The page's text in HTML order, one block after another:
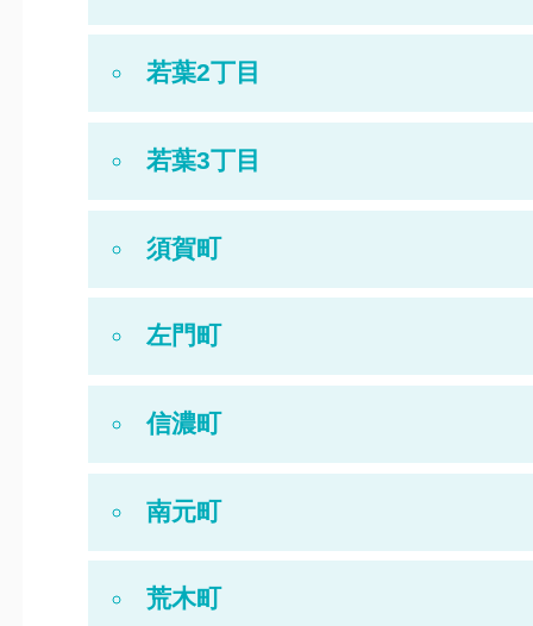
若葉2丁目
若葉3丁目
須賀町
左門町
信濃町
南元町
荒木町